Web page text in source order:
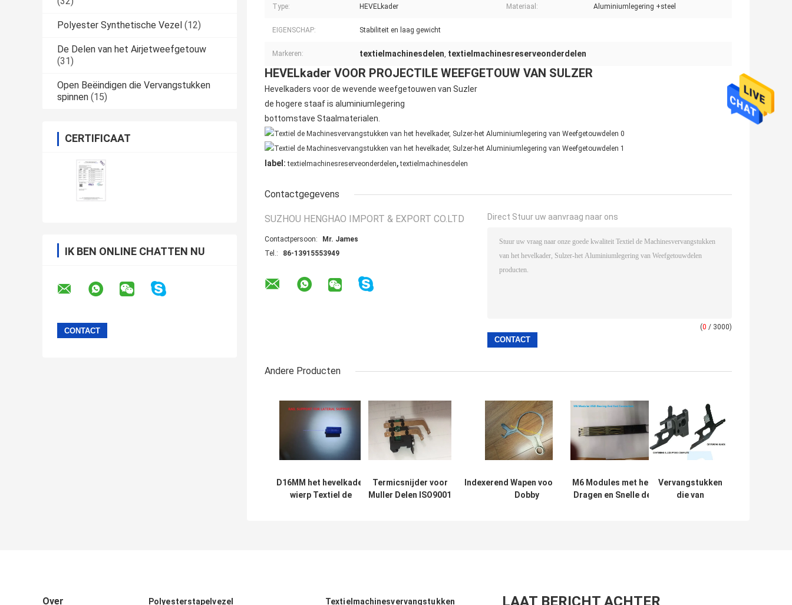
Polyester Synthetische Vezel (12)
De Delen van het Airjetweefgetouw
(31)
Open Beëindigen die Vervangstukken
spinnen (15)
CERTIFICAAT
IK BEN ONLINE CHATTEN NU
Type: HEVELkader Materiaal: Aluminiumlegering +steel
EIGENSCHAP: Stabiliteit en laag gewicht
Markeren: textielmachinesdelen, textielmachinesreserveonderdelen
HEVELkader VOOR PROJECTILE WEEFGETOUW VAN SULZER
Hevelkaders voor de wevende weefgetouwen van Suzler
de hogere staaf is aluminiumlegering
bottomstave Staalmaterialen.
label: textielmachinesreserveonderdelen, textielmachinesdelen
Contactgegevens
SUZHOU HENGHAO IMPORT & EXPORT CO.LTD
Contactpersoon:
Mr. James
Tel.:
86-13915553949
Direct Stuur uw aanvraag naar ons
(0 / 3000)
Andere Producten
D16MM het hevelkader
wierp Textiel de
Termicsnijder voor
Muller Delen ISO9001
Indexerend Wapen voor Staubli-
Dobby
M6 Modules met het
Dragen en Snelle de
Vervangstukken
die van
Over Polyesterstapelvezel Textielmachinesvervangstukken LAAT BERICHT ACHTER